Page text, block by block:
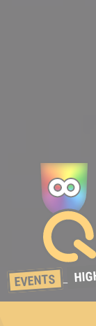
EVENTS